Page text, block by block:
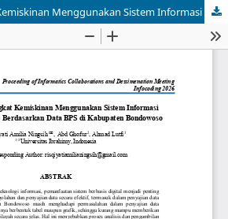
Pemetaan Tingkat Kemiskinan Menggunakan Sistem Informasi Geografis (GIS) Berdasarkan Data BPS di Kabupaten Bondowoso